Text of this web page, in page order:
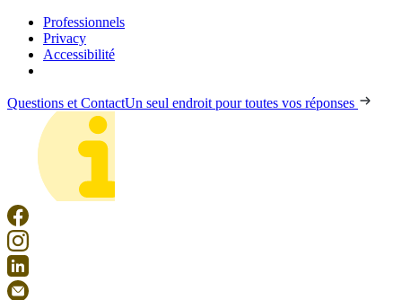
Professionnels
Privacy
Accessibilité
Questions et ContactUn seul endroit pour toutes vos réponses